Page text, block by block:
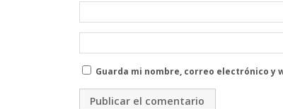
Guarda mi nombre, correo electrónico y